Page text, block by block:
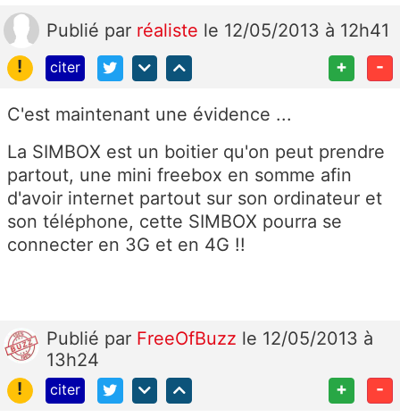
Publié par réaliste le 12/05/2013 à 12h41
!
citer + -
C'est maintenant une évidence ...
La SIMBOX est un boitier qu'on peut prendre
partout, une mini freebox en somme afin
d'avoir internet partout sur son ordinateur et
son téléphone, cette SIMBOX pourra se
connecter en 3G et en 4G !!
Publié par FreeOfBuzz le 12/05/2013 à
13h24
!
citer + -